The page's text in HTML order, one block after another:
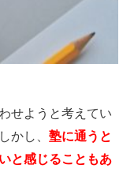
せようと考えてい
かし、 塾に通うと
と感じることもあ